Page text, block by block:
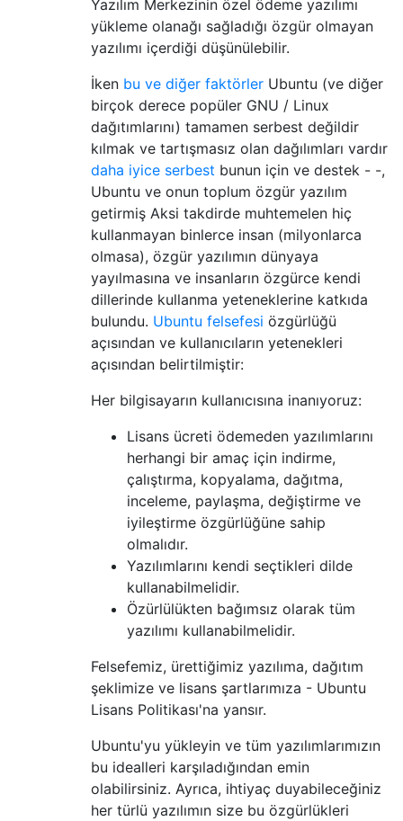
Yazılım Merkezinin özel ödeme yazılımı
yükleme olanağı sağladığı özgür olmayan
yazılımı içerdiği düşünülebilir.
İken bu ve diğer faktörler Ubuntu (ve diğer
birçok derece popüler GNU / Linux
dağıtımlarını) tamamen serbest değildir
kılmak ve tartışmasız olan dağılımları vardır
daha iyice serbest bunun için ve destek - -,
Ubuntu ve onun toplum özgür yazılım
getirmiş Aksi takdirde muhtemelen hiç
kullanmayan binlerce insan (milyonlarca
olmasa), özgür yazılımın dünyaya
yayılmasına ve insanların özgürce kendi
dillerinde kullanma yeteneklerine katkıda
bulundu. Ubuntu felsefesi özgürlüğü
açısından ve kullanıcıların yetenekleri
açısından belirtilmiştir:
Her bilgisayarın kullanıcısına inanıyoruz:
Lisans ücreti ödemeden yazılımlarını
herhangi bir amaç için indirme,
çalıştırma, kopyalama, dağıtma,
inceleme, paylaşma, değiştirme ve
iyileştirme özgürlüğüne sahip
olmalıdır.
Yazılımlarını kendi seçtikleri dilde
kullanabilmelidir.
Özürlülükten bağımsız olarak tüm
yazılımı kullanabilmelidir.
Felsefemiz, ürettiğimiz yazılıma, dağıtım
şeklimize ve lisans şartlarımıza - Ubuntu
Lisans Politikası'na yansır.
Ubuntu'yu yükleyin ve tüm yazılımlarımızın
bu idealleri karşıladığından emin
olabilirsiniz. Ayrıca, ihtiyaç duyabileceğiniz
her türlü yazılımın size bu özgürlükleri